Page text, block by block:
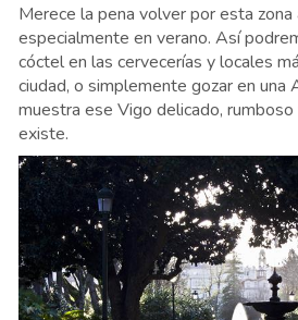
Merece la pena volver por esta zona
especialmente en verano. Así
cóctel en las cervecerías y locales
ciudad, o simplemente gozar en una
muestra ese Vigo delicado,
existe.